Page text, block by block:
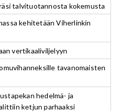
talvituotannosta kokemusta
kehitetään Viherlinkin
vertikaaliviljelyyn
tavanomaisten
hedelmä- ja
ketjun parhaaksi